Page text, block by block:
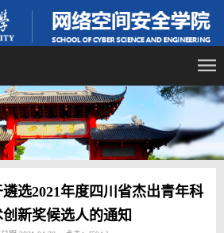
选2021年度四川省杰出青年科
新奖候选人的通知